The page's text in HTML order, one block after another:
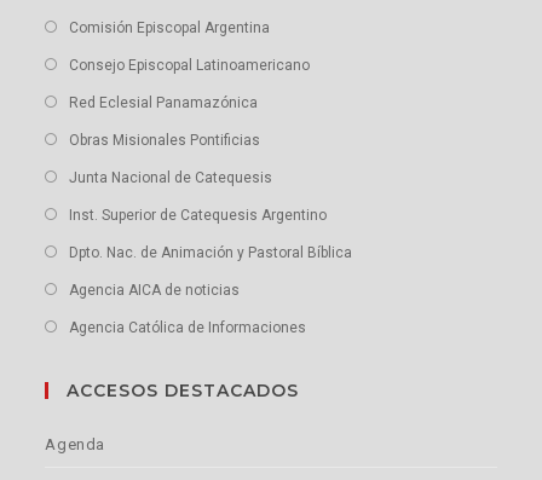
Comisión Episcopal Argentina
Consejo Episcopal Latinoamericano
Red Eclesial Panamazónica
Obras Misionales Pontificias
Junta Nacional de Catequesis
Inst. Superior de Catequesis Argentino
Dpto. Nac. de Animación y Pastoral Bíblica
Agencia AICA de noticias
Agencia Católica de Informaciones
ACCESOS DESTACADOS
Agenda